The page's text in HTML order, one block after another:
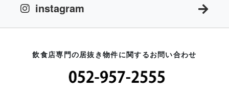
instagram
飲食店専門の居抜き物件に関するお問い合わせ